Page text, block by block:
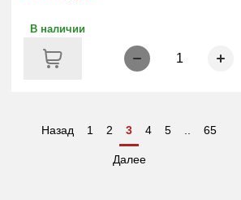
В наличии
1
Назад 1 2 3 4 5 65
Далее